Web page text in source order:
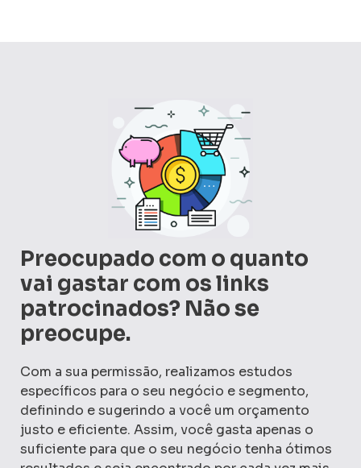
Preocupado com o quanto
vai gastar com os links
patrocinados? Não se
preocupe.
Com a sua permissão, realizamos estudos
específicos para o seu negócio e segmento,
definindo e sugerindo a você um orçamento
justo e eficiente. Assim, você gasta apenas o
suficiente para que o seu negócio tenha ótimos